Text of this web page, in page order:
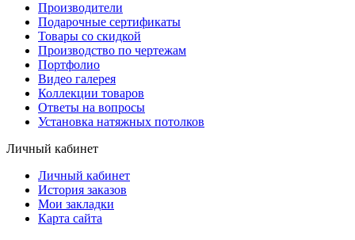
Производители
Подарочные сертификаты
Товары со скидкой
Производство по чертежам
Портфолио
Видео галерея
Коллекции товаров
Ответы на вопросы
Установка натяжных потолков
Личный кабинет
Личный кабинет
История заказов
Мои закладки
Карта сайта